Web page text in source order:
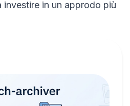
investire in un approdo più